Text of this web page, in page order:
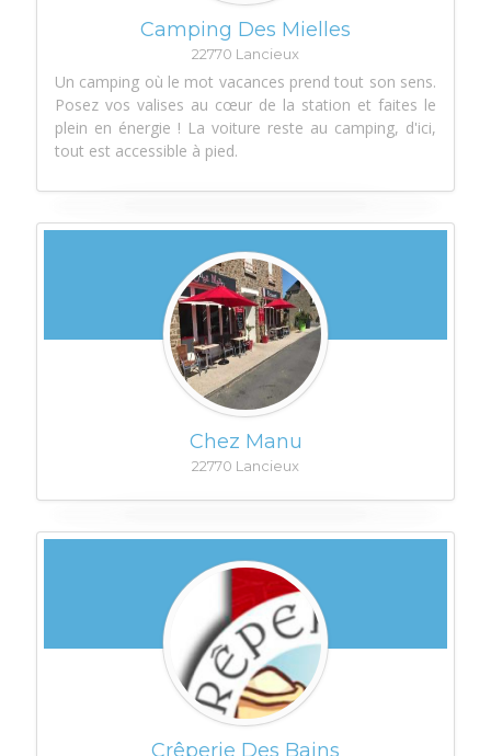
Camping Des Mielles
22770 Lancieux
Un camping où le mot vacances prend tout son sens.
Posez vos valises au cœur de la station et faites le
plein en énergie ! La voiture reste au camping, d'ici,
tout est accessible à pied.
Chez Manu
22770 Lancieux
Crêperie Des Bains